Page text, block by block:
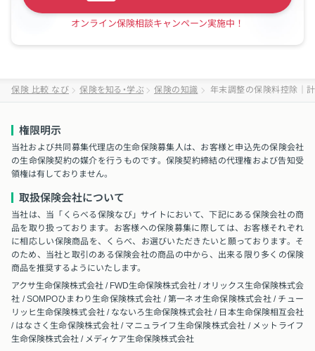
オンライン保険相談キャンペーン実施中！
保険 比較 なび 保険を知る・学ぶ 保険の知識 年末調整の保険料控除｜計
権限明示
当社および共同募集代理店の生命保険募集人は、お客様と申込先の保険会社
の生命保険契約の媒介を行うものです。保険契約締結の代理権および告知受
領権は有しておりません。
取扱保険会社について
当社は、当「くらべる保険なび」サイトにおいて、下記にある保険会社の商
品を取り扱っております。お客様への保険募集に際しては、お客様それぞれ
に相応しい保険商品を、くらべ、お選びいただきたいと願っております。そ
のため、当社と取引のある保険会社の商品の中から、出来る限り多くの保険
商品を推奨するようにいたします。
アクサ生命保険株式会社 / FWD生命保険株式会社 / オリックス生命保険株式会
社 / SOMPOひまわり生命保険株式会社 / 第一ネオ生命保険株式会社 / チュー
リッヒ生命保険株式会社 / なないろ生命保険株式会社 / 日本生命保険相互会社
/ はなさく生命保険株式会社 / マニュライフ生命保険株式会社 / メットライフ
生命保険株式会社 / メディケア生命保険株式会社